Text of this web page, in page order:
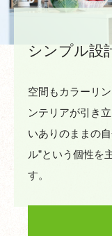
シンプル設
空間もカラーリ
ンテリアが引き
いありのままの
ル”という個性を
す。